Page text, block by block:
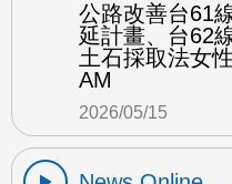
公路改善台61
延計畫、台62
土石採取法女
AM
2026/05/15